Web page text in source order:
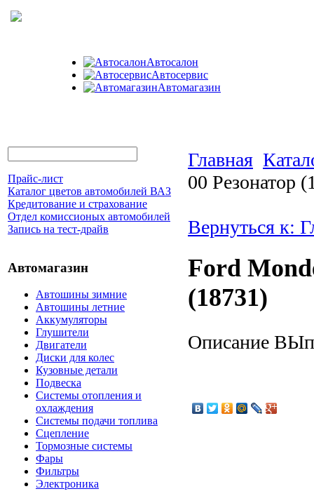
Автосалон
Автосервис
Автомагазин
Прайс-лист
Каталог цветов автомобилей ВАЗ
Кредитование и страхование
Отдел комиссионых автомобилей
Запись на тест-драйв
Автомагазин
Автошины зимние
Автошины летние
Аккумуляторы
Глушители
Двигатели
Диски для колес
Кузовные детали
Подвеска
Системы отопления и
охлаждения
Системы подачи топлива
Сцепление
Тормозные системы
Фары
Фильтры
Электроника
Главная
00 Резонатор
Вернуться к:
Ford
(18731)
Описание